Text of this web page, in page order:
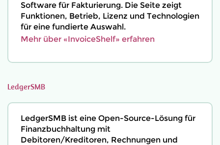
Software für Fakturierung. Die Seite zeigt
Funktionen, Betrieb, Lizenz und Technologien
für eine fundierte Auswahl.
Mehr über «InvoiceShelf» erfahren
LedgerSMB
LedgerSMB ist eine Open-Source-Lösung für
Finanzbuchhaltung mit
Debitoren/Kreditoren, Rechnungen und